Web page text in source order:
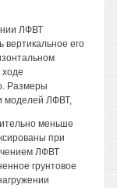
ЛФВТ
вертикальное его
ходе
Размеры
моделей ЛФВТ,
меньше
при
ЛФВТ
грунтовое